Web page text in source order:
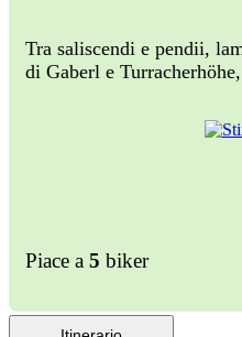
Tra saliscendi e pendii,
di Gaberl e
Piace a 5 biker